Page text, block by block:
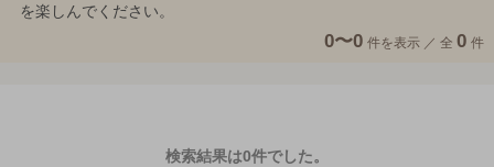
を楽しんでください。
0〜0 件を表示 ／ 全 0 件
検索結果は0件でした。